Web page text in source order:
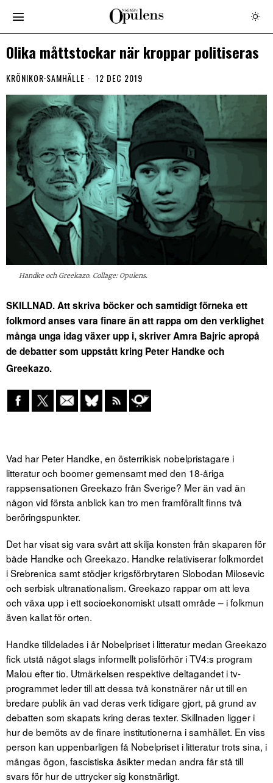
Olika måttstockar när kroppar politiseras
KRÖNIKOR·SAMHÄLLE 12 DEC 2019
Handke och Greekazo. Collage: Opulens.
SKILLNAD. Att skriva böcker och samtidigt förneka ett
folkmord anses vara finare än att rappa om den verklighet
många unga idag växer upp i, skriver Amra Bajric apropå
de debatter som uppstått kring Peter Handke och
Greekazo.
Vad har Peter Handke, en österrikisk nobelpristagare i
litteratur och boomer gemensamt med den 18-åriga
rappsensationen Greekazo från Sverige? Mer än vad än
någon vid första anblick kan tro men framförallt finns två
beröringspunkter.
Det har visat sig vara svårt att skilja konsten från skaparen för
både Handke och Greekazo. Handke relativiserar folkmordet
i Srebrenica samt stödjer krigsförbrytaren Slobodan Milosevic
och serbisk ultranationalism. Greekazo rappar om att leva
och växa upp i ett socioekonomiskt utsatt område – i folkmun
även kallat för orten.
Handke tilldelades i år Nobelpriset i litteratur medan Greekazo
fick utstå något slags informellt polisförhör i TV4:s program
Malou efter tio. Utmärkelsen respektive deltagandet i tv-
programmet leder till att dessa två konstnärer når ut till en
bredare publik än vad deras verk tidigare gjort, på grund av
debatten som skapats kring deras texter. Skillnaden ligger i
hur de bemöts av de finare institutionerna i samhället. En viss
person kan uppenbarligen få Nobelpriset i litteratur trots sina, i
mångas ögon, fascistiska åsikter medan andra får stå till
svars för hur de uttrycker sig konstnärligt.